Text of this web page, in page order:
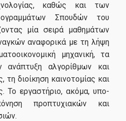
καθώς και των
Σπουδών του
μία σειρά μαθημάτων
αναφορικά με τη λήψη
μηχανική, τα
ανάπτυξη αλγορίθμων και
διοίκηση καινοτομίας και
To εργαστήριο, ακόμα, υπο­
προπτυχιακών και